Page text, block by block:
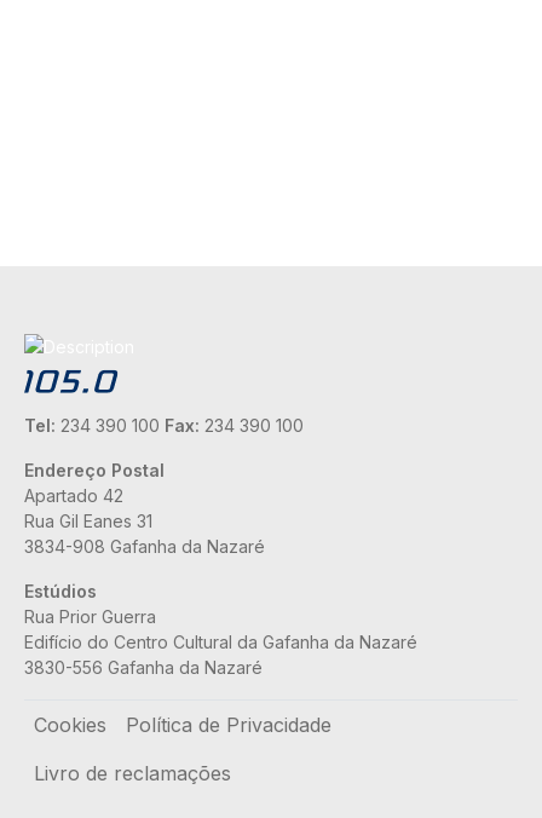
Tel: 234 390 100 Fax: 234 390 100
Endereço Postal
Apartado 42
Rua Gil Eanes 31
3834-908 Gafanha da Nazaré
Estúdios
Rua Prior Guerra
Edifício do Centro Cultural da Gafanha da Nazaré
3830-556 Gafanha da Nazaré
Rodapé
Cookies
Política de Privacidade
Livro de reclamações